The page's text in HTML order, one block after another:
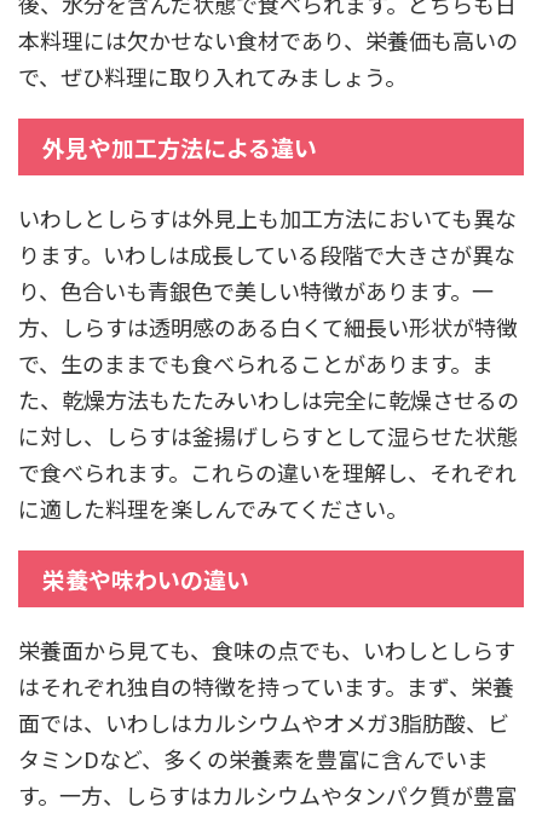
本料理には欠かせない食材であり、栄養価も高いの
で、ぜひ料理に取り入れてみましょう。
外見や加工方法による違い
いわしとしらすは外見上も加工方法においても異な
ります。いわしは成長している段階で大きさが異な
り、色合いも青銀色で美しい特徴があります。一
方、しらすは透明感のある白くて細長い形状が特徴
で、生のままでも食べられることがあります。ま
た、乾燥方法もたたみいわしは完全に乾燥させるの
に対し、しらすは釜揚げしらすとして湿らせた状態
で食べられます。これらの違いを理解し、それぞれ
に適した料理を楽しんでみてください。
栄養や味わいの違い
栄養面から見ても、食味の点でも、いわしとしらす
はそれぞれ独自の特徴を持っています。まず、栄養
面では、いわしはカルシウムやオメガ3脂肪酸、ビ
タミンDなど、多くの栄養素を豊富に含んでいま
す。一方、しらすはカルシウムやタンパク質が豊富